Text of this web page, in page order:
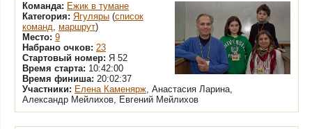
Команда: Ежик в тумане
Категория: Ягуляры (список
команд, маршрут)
Место: 9
Набрано очков: 23
Стартовый номер: Я 52
Время старта: 10:42:00
Время финиша: 20:02:37
Участники: Елена Каменярж, Анастасия Ларина,
Александр Мейлихов, Евгений Мейлихов